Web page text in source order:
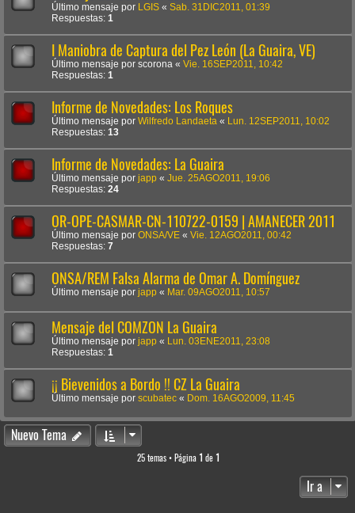
Último mensaje por LGIS « Sab. 31DIC2011, 01:39
Respuestas: 1
I Maniobra de Captura del Pez León (La Guaira, VE)
Último mensaje por scorona « Vie. 16SEP2011, 10:42
Respuestas: 1
Informe de Novedades: Los Roques
Último mensaje por Wilfredo Landaeta «
Lun. 12SEP2011, 10:02
Respuestas: 13
Informe de Novedades: La Guaira
Último mensaje por japp « Jue. 25AGO2011, 19:06
Respuestas: 24
OR-OPE-CASMAR-CN-110722-0159 | AMANECER 2011
Último mensaje por ONSA/VE « Vie. 12AGO2011, 00:42
Respuestas: 7
ONSA/REM Falsa Alarma de Omar A. Domínguez
Último mensaje por japp « Mar. 09AGO2011, 10:57
Mensaje del COMZON La Guaira
Último mensaje por japp «
Lun. 03ENE2011, 23:08
Respuestas: 1
¡¡ Bievenidos a Bordo !! CZ La Guaira
Último mensaje por scubatec « Dom. 16AGO2009, 11:45
Nuevo Tema
25 temas • Página 1 de 1
Ir a